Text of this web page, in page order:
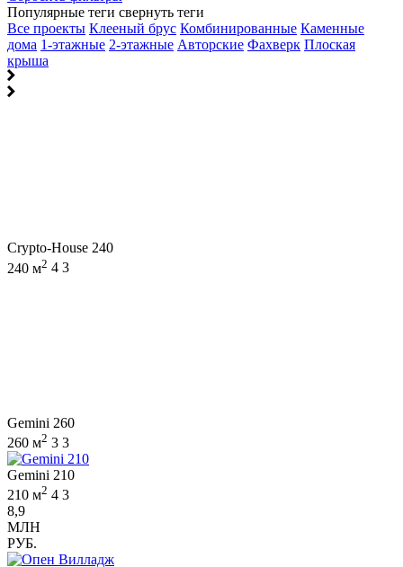
Популярные теги свернуть теги
Все проекты Клееный брус Комбинированные Каменные
дома 1-этажные 2-этажные Авторские Фахверк Плоская
крыша
Crypto-House 240
240 м2 4 3
Gemini 260
260 м2 3 3
Gemini 210
210 м2 4 3
8,9
МЛН
РУБ.